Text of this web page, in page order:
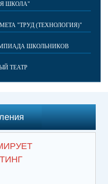
ШКОЛА"
"ТРУД (ТЕХНОЛОГИЯ)"
ШКОЛЬНИКОВ
ТЕАТР